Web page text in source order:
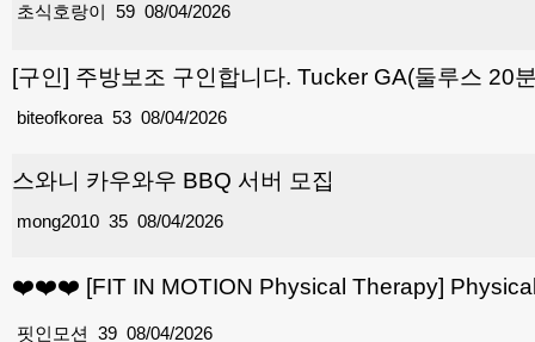
59
초식호랑이 08/04/2026
[구인] 주방보조 구인합니다. Tucker GA(둘루스 20
53
biteofkorea 08/04/2026
스와니 카우와우 BBQ 서버 모집
35
mong2010 08/04/2026
❤️❤️❤️ [FIT IN MOTION Physical Therapy]
39
핏인모션 08/04/2026